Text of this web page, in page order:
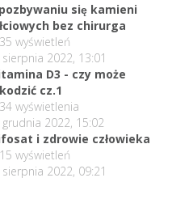
się kamieni
bez chirurga
wyświetleń
sierpnia 2022, 13:01
D3 - czy może
cz.1
wyświetlenia
grudnia 2022, 15:02
i zdrowie człowieka
wyświetleń
sierpnia 2022, 09:21